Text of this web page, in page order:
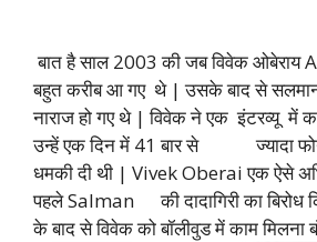
बात है साल 2003 की जब विवेक
बहुत करीब आ गए थे | उसके बाद से
नाराज हो गए थे | विवेक ने एक इंटरव्यू में
उन्हें एक दिन में 41 बार से ज्यादा
धमकी दी थी | Vivek Oberai एक ऐसे
पहले Salman की दादागिरी का बिरोध
के बाद से विवेक को बॉलीवुड में काम मिलना